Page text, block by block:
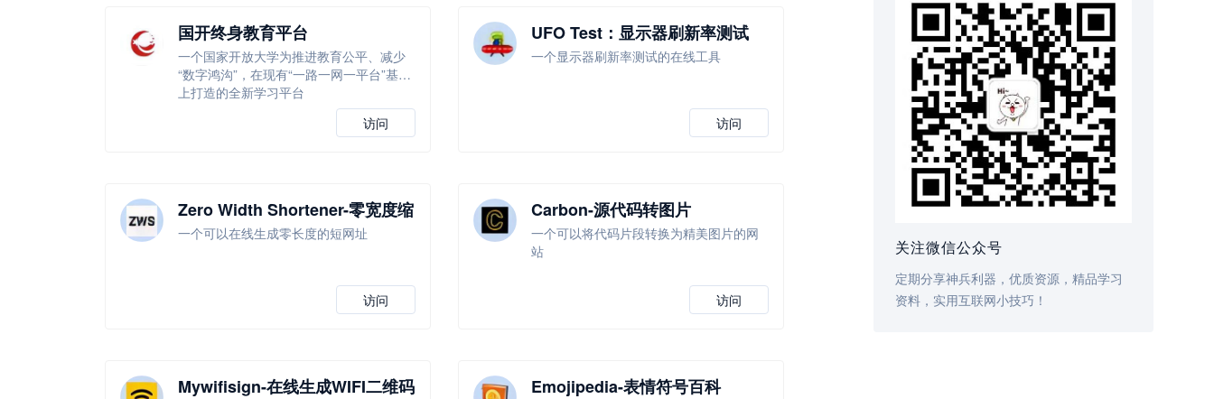
关注微信公众号
定期分享神兵利器，优质资源，精品学习
资料，实用互联网小技巧！
国开终身教育平台
一个国家开放大学为推进教育公平、减少
“数字鸿沟”，在现有“一路一网一平台”基础
上打造的全新学习平台
访问
UFO Test：显示器刷新率测试
一个显示器刷新率测试的在线工具
访问
Zero Width Shortener-零宽度缩
短器
一个可以在线生成零长度的短网址
访问
Carbon-源代码转图片
一个可以将代码片段转换为精美图片的网
站
访问
Mywifisign-在线生成WIFI二维码 Emojipedia-表情符号百科